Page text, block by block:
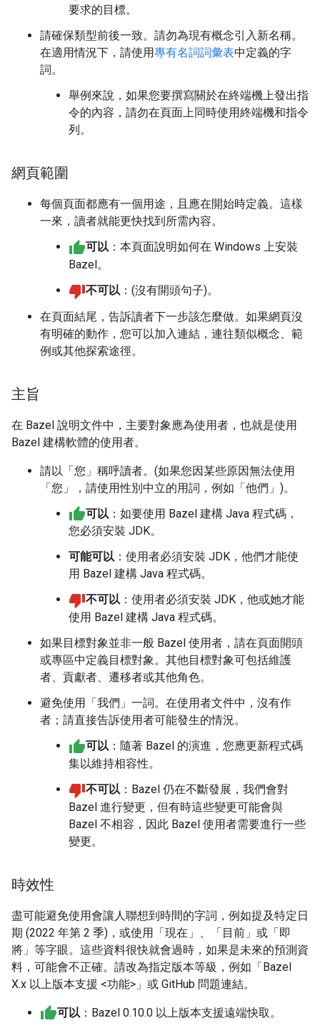
要求的目標。
請確保類型前後一致。請勿為現有概念引入新名稱。
在適用情況下，請使用專有名詞詞彙表中定義的字
詞。
舉例來說，如果您要撰寫關於在終端機上發出指
令的內容，請勿在頁面上同時使用終端機和指令
列。
網頁範圍
每個頁面都應有一個用途，且應在開始時定義。這樣
一來，讀者就能更快找到所需內容。
可以 ：本頁面說明如何在 Windows 上安裝
Bazel。
不可以 ：(沒有開頭句子)。
在頁面結尾，告訴讀者下一步該怎麼做。如果網頁沒
有明確的動作，您可以加入連結，連往類似概念、範
例或其他探索途徑。
主旨
在 Bazel 說明文件中，主要對象應為使用者，也就是使用
Bazel 建構軟體的使用者。
請以「您」稱呼讀者。(如果您因某些原因無法使用
「您」，請使用性別中立的用詞，例如「他們」)。
可以 ：如要使用 Bazel 建構 Java 程式碼，
您必須安裝 JDK。
可能可以 ：使用者必須安裝 JDK，他們才能使
用 Bazel 建構 Java 程式碼。
不可以 ：使用者必須安裝 JDK，他或她才能
使用 Bazel 建構 Java 程式碼。
如果目標對象並非一般 Bazel 使用者，請在頁面開頭
或專區中定義目標對象。其他目標對象可包括維護
者、貢獻者、遷移者或其他角色。
避免使用「我們」一詞。在使用者文件中，沒有作
者；請直接告訴使用者可能發生的情況。
可以 ：隨著 Bazel 的演進，您應更新程式碼
集以維持相容性。
不可以 ：Bazel 仍在不斷發展，我們會對
Bazel 進行變更，但有時這些變更可能會與
Bazel 不相容，因此 Bazel 使用者需要進行一些
變更。
時效性
盡可能避免使用會讓人聯想到時間的字詞，例如提及特定日
期 (2022 年第 2 季)，或使用「現在」、「目前」或「即
將」等字眼。這些資料很快就會過時，如果是未來的預測資
料，可能會不正確。請改為指定版本等級，例如「Bazel
X.x 以上版本支援 <功能>」或 GitHub 問題連結。
可以 ：Bazel 0.10.0 以上版本支援遠端快取。